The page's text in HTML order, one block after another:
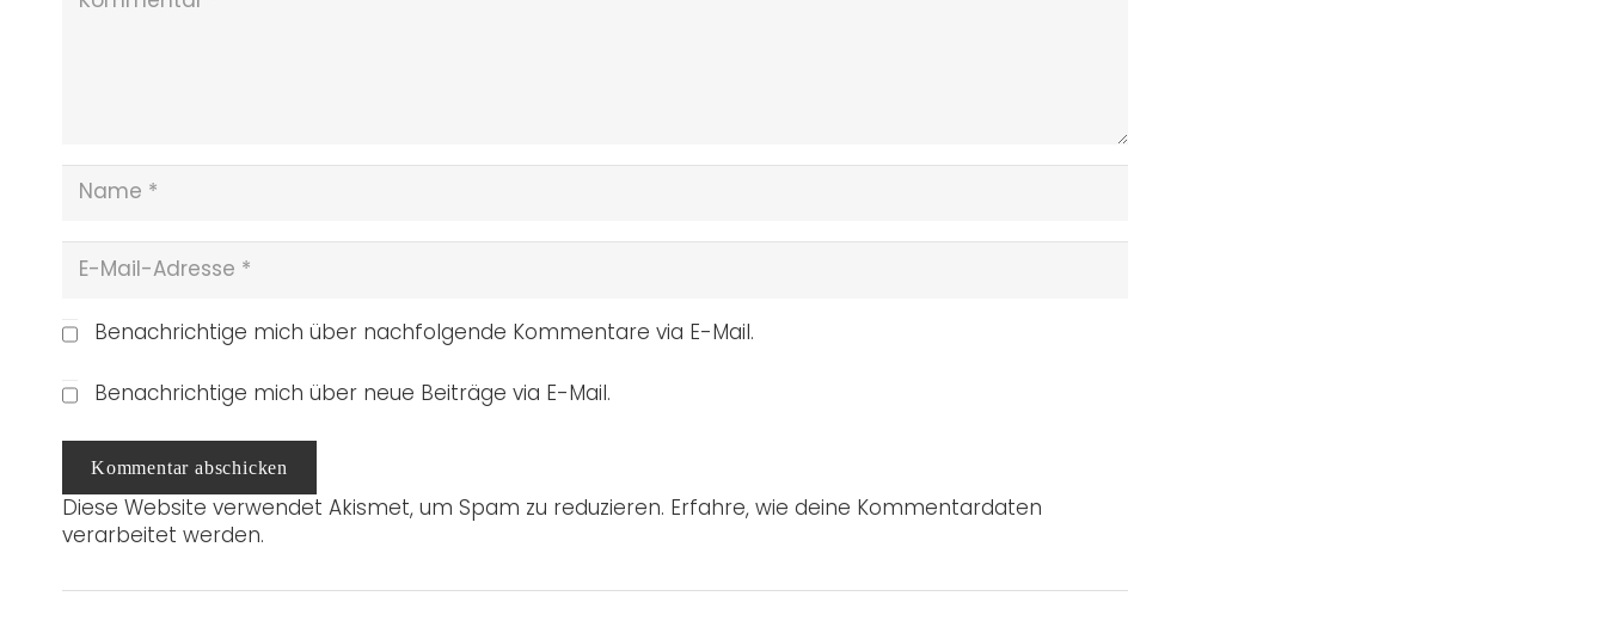
Benachrichtige mich über nachfolgende Kommentare via E-Mail.
Benachrichtige mich über neue Beiträge via E-Mail.
Kommentar abschicken
Diese Website verwendet Akismet, um Spam zu reduzieren. Erfahre, wie deine Kommentardaten
verarbeitet werden.